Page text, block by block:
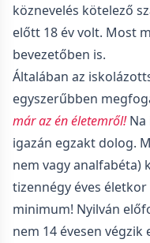
köznevelés kötelező
előtt 18 év volt. Most
bevezetőben is.
Általában az
egyszerűbben
már az én életemről!Na
igazán egzakt dolog.
nem vagy analfabéta)
tizennégy éves
minimum! Nyilván
nem 14 évesen végzik